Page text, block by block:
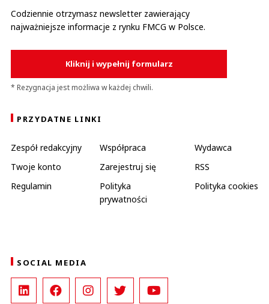
Codziennie otrzymasz newsletter zawierający
najważniejsze informacje z rynku FMCG w Polsce.
Kliknij i wypełnij formularz
* Rezygnacja jest możliwa w każdej chwili.
PRZYDATNE LINKI
Zespół redakcyjny Współpraca
Wydawca
Twoje konto
Zarejestruj się
RSS
Regulamin
Polityka
prywatności
Polityka cookies
SOCIAL MEDIA